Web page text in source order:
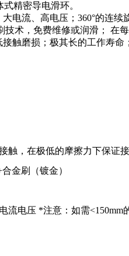
精密导电滑环。
电流、高电压；360°的连续
技术，免费维修或润滑； 在
触磨损；极其长的工作寿命
特
触，在极低的摩擦力下保证
金刷（镀金）
流电压 *注意：如需